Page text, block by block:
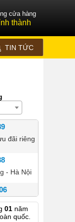
cửa hàng
thành
TIN TỨC
đãi riêng
- Hà Nội
Kiếm –
01năm
quốc.